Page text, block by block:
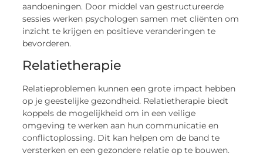
aandoeningen. Door middel van gestructureerde
sessies werken psychologen samen met cliënten om
inzicht te krijgen en positieve veranderingen te
bevorderen.
Relatietherapie
Relatieproblemen kunnen een grote impact hebben
op je geestelijke gezondheid. Relatietherapie biedt
koppels de mogelijkheid om in een veilige
omgeving te werken aan hun communicatie en
conflictoplossing. Dit kan helpen om de band te
versterken en een gezondere relatie op te bouwen.